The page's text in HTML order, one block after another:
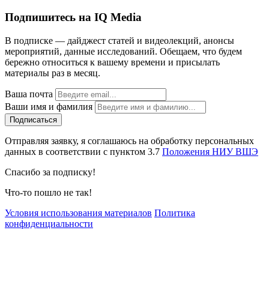
Подпишитесь на IQ Media
В подписке — дайджест статей и видеолекций, анонсы
мероприятий, данные исследований. Обещаем, что будем
бережно относиться к вашему времени и присылать
материалы раз в месяц.
Ваша почта
Ваши имя и фамилия
Отправляя заявку, я соглашаюсь на обработку персональных
данных в соответствии с пунктом 3.7 Положения НИУ ВШЭ
Спасибо за подписку!
Что-то пошло не так!
Условия использования материалов Политика
конфиденциальности